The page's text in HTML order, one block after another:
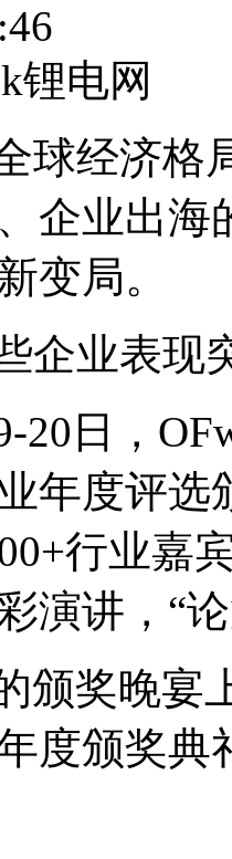
锂电网
球经济格
企业出
变局。
企业表现
20日，
年度评
行业嘉
演讲，“
颁奖晚宴
度颁奖典